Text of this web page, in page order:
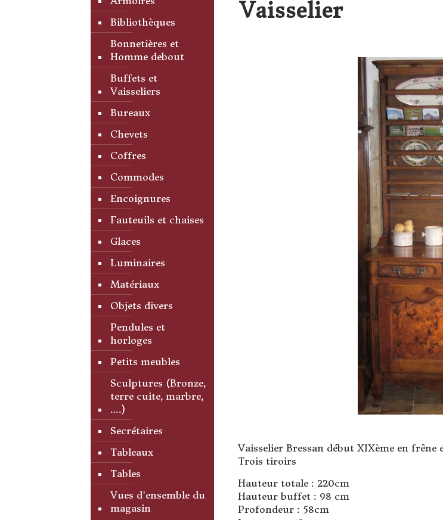
Vaisselier
Vaisselier Bressan début XIXème en
Trois tiroirs
Hauteur totale : 220cm
Hauteur buffet : 98 cm
Profondeur : 58cm
Bibliothèques
Bonnetières et
Homme debout
Buffets et
Vaisseliers
Bureaux
Chevets
Coffres
Commodes
Encoignures
Fauteuils et chaises
Glaces
Luminaires
Matériaux
Objets divers
Pendules et
horloges
Petits meubles
Sculptures (Bronze,
terre cuite, marbre,
….)
Secrétaires
Tableaux
Tables
Vues d'ensemble du
magasin